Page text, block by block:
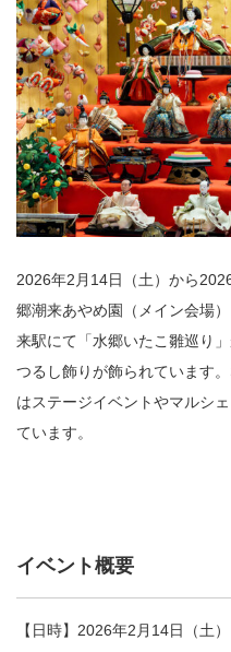
2026年2月14日（土）から
郷潮来あやめ園（メイン会場
来駅にて「水郷いたこ雛巡り
つるし飾りが飾られています
はステージイベントやマルシ
ています。
イベント概要
【日時】2026年2月14日（土